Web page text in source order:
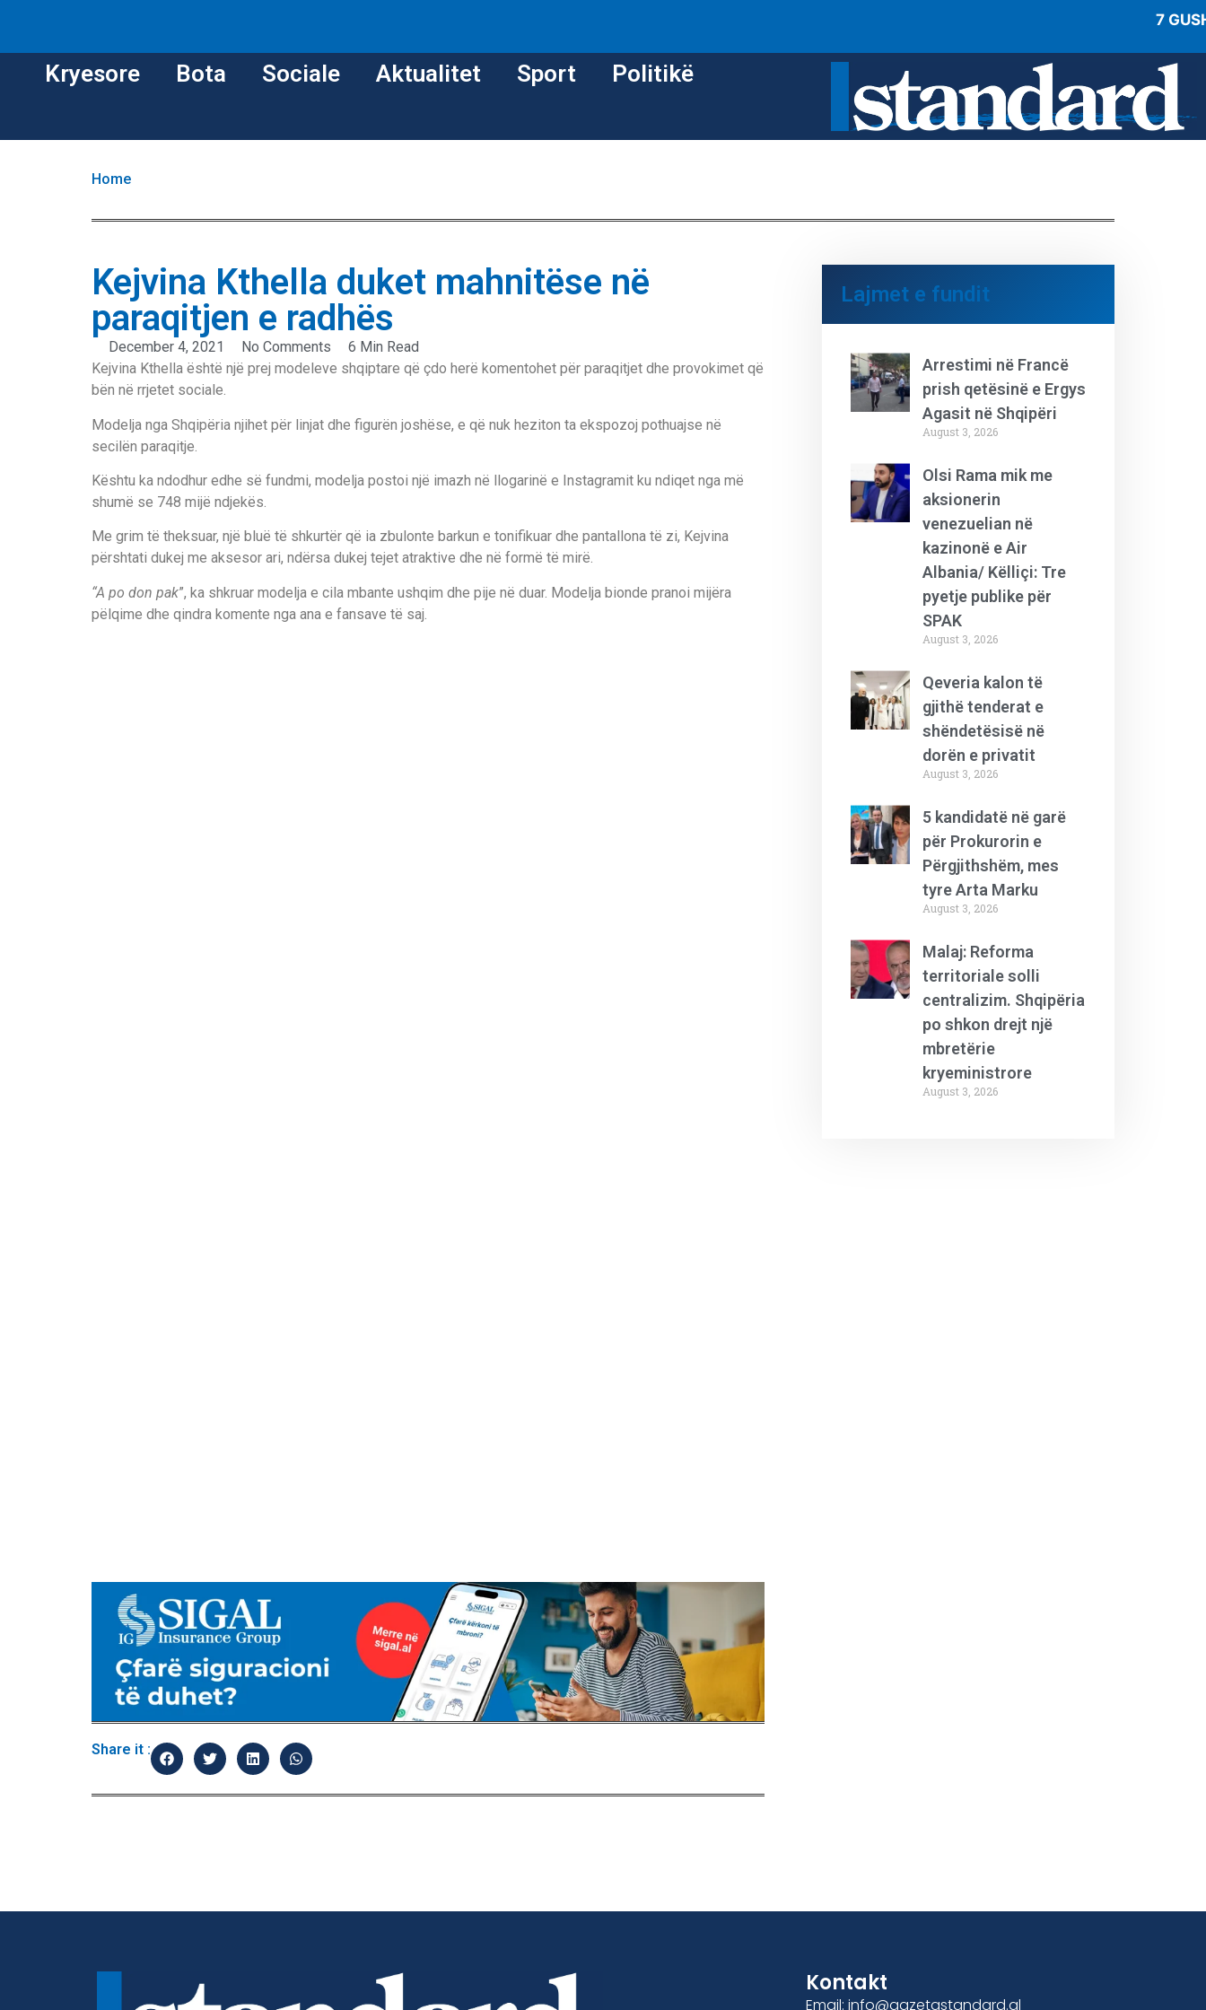
7
Kryesore Bota Sociale Aktualitet Sport Politikë
Home
Kejvina Kthella duket mahnitëse në
paraqitjen e radhës
December 4, 2021 No Comments
6 Min Read
Kejvina Kthella është një prej modeleve shqiptare që çdo herë komentohet për paraqitjet dhe provokimet që
bën në rrjetet sociale.
Modelja nga Shqipëria njihet për linjat dhe figurën joshëse, e që nuk heziton ta ekspozoj pothuajse në
secilën paraqitje.
Kështu ka ndodhur edhe së fundmi, modelja postoi një imazh në llogarinë e Instagramit ku ndiqet nga më
shumë se 748 mijë ndjekës.
Me grim të theksuar, një bluë të shkurtër që ia zbulonte barkun e tonifikuar dhe pantallona të zi, Kejvina
përshtati dukej me aksesor ari, ndërsa dukej tejet atraktive dhe në formë të mirë.
“A po don pak”, ka shkruar modelja e cila mbante ushqim dhe pije në duar. Modelja bionde pranoi mijëra
pëlqime dhe qindra komente nga ana e fansave të saj.
Share it :
Lajmet e fundit
Arrestimi në Francë
prish qetësinë e Ergys
Agasit në Shqipëri
August 3, 2026
Olsi Rama mik me
aksionerin
venezuelian në
kazinonë e Air
Albania/ Këlliçi: Tre
pyetje publike për
SPAK
August 3, 2026
Qeveria kalon të
gjithë tenderat e
shëndetësisë në
dorën e privatit
August 3, 2026
5 kandidatë në garë
për Prokurorin e
Përgjithshëm, mes
tyre Arta Marku
August 3, 2026
Malaj: Reforma
territoriale solli
centralizim. Shqipëria
po shkon drejt një
mbretërie
kryeministrore
August 3, 2026
Kontakt
Email: info@gazetastandard.al